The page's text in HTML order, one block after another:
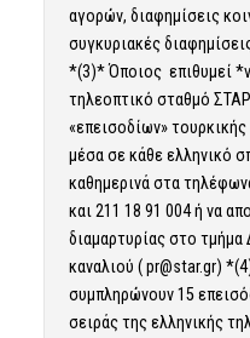
αγορών, διαφημίσεις
συγκυριακές
*(3)* Όποιος επιθυμεί
τηλεοπτικό σταθμό
«επεισοδίων»
μέσα σε κάθε ελληνικό
καθημερινά στα
και 211 18 91 004 ή να
διαμαρτυρίας στο
καναλιού (pr@star.gr)
συμπληρώνουν 15
σειράς της ελληνικής